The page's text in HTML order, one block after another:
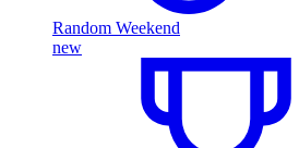
Random Weekend
new